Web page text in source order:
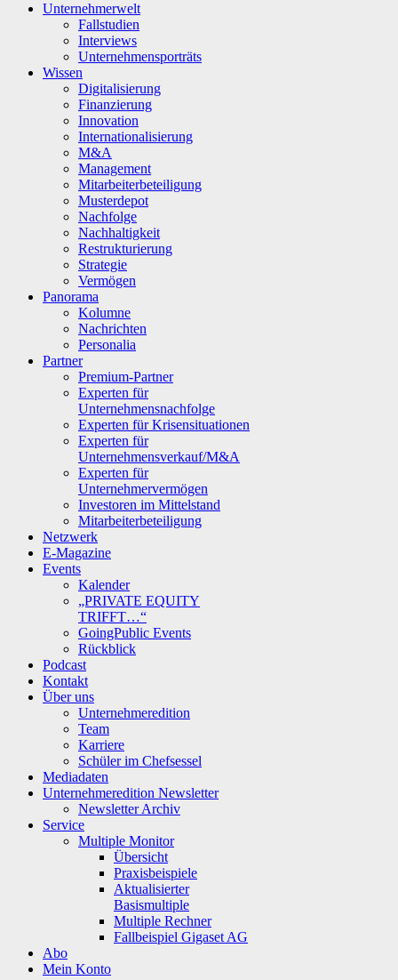
Unternehmerwelt
Fallstudien
Interviews
Unternehmensporträts
Wissen
Digitalisierung
Finanzierung
Innovation
Internationalisierung
M&A
Management
Mitarbeiterbeteiligung
Musterdepot
Nachfolge
Nachhaltigkeit
Restrukturierung
Strategie
Vermögen
Panorama
Kolumne
Nachrichten
Personalia
Partner
Premium-Partner
Experten für
Unternehmensnachfolge
Experten für Krisensituationen
Experten für
Unternehmensverkauf/M&A
Experten für
Unternehmervermögen
Investoren im Mittelstand
Mitarbeiterbeteiligung
Netzwerk
E-Magazine
Events
Kalender
„PRIVATE EQUITY
TRIFFT…“
GoingPublic Events
Rückblick
Podcast
Kontakt
Über uns
Unternehmeredition
Team
Karriere
Schüler im Chefsessel
Mediadaten
Unternehmeredition Newsletter
Newsletter Archiv
Service
Multiple Monitor
Übersicht
Praxisbeispiele
Aktualisierter
Basismultiple
Multiple Rechner
Fallbeispiel Gigaset AG
Abo
Mein Konto